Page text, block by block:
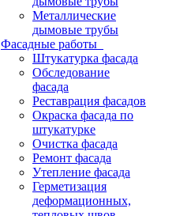
Металлические
дымовые трубы
Фасадные работы
Штукатурка фасада
Обследование
фасада
Реставрация фасадов
Окраска фасада по
штукатурке
Очистка фасада
Ремонт фасада
Утепление фасада
Герметизация
деформационных,